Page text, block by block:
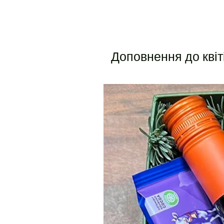
Доповнення до